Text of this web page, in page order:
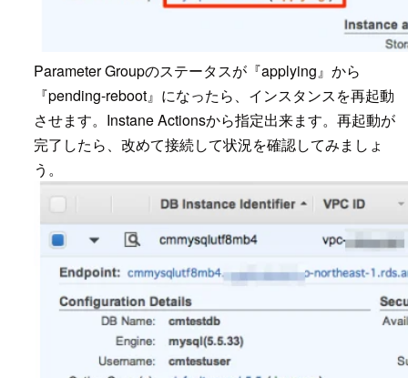
Parameter Groupのステータスが『applying』から
『pending-reboot』になったら、インスタンスを再起動
させます。Instane Actionsから指定出来ます。再起動が
完了したら、改めて接続して状況を確認してみましょ
う。